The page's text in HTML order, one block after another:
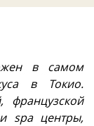
в самом
в Токио.
французской
spa центры,